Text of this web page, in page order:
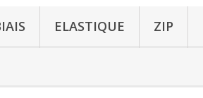
ELASTIQUE ZIP